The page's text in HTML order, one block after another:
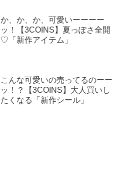
か、か、か、可愛いーーーー
ッ！【3COINS】夏っぽさ全開
♡「新作アイテム」
こんな可愛いの売ってるのーー
ッ！？【3COINS】大人買いし
たくなる「新作シール」